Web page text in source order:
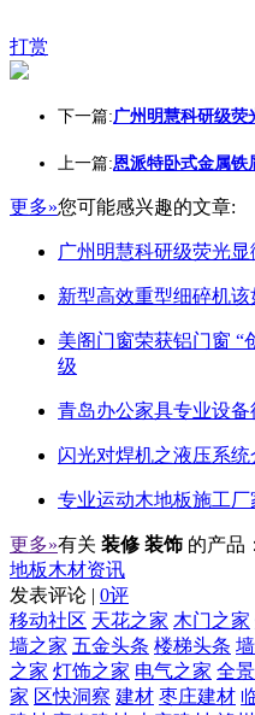
打赏
下一篇:广州明慧科研级荧
上一篇:恩派特卧式金属铁
更多»您可能感兴趣的文章:
广州明慧科研级荧光
新型高效重型细碎机
美阁门窗荣获铝门窗 “
级
青岛办公家具专业设
闪光对焊机之液压系
专业运动木地板施工
更多»有关 装修 装饰 的产品：
地板木材资讯
发表评论 | 0评
移动社区 天花之家 木门之家
墙之家 五金头条 楼梯头条
之家 灯饰之家 电气之家 全
家 区快洞察 建材 枣庄建材